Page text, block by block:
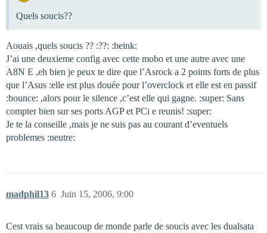
Quels soucis??
Aouais ,quels soucis ?? :??: :heink:
J’ai une deuxieme config avec cette mobo et une autre avec une
A8N E ,eh bien je peux te dire que l’Asrock a 2 points forts de plus
que l’Asus :elle est plus douée pour l’overclock et elle est en passif
:bounce: ,alors pour le silence ,c’est elle qui gagne. :super: Sans
compter bien sur ses ports AGP et PCi e reunis! :super:
Je te la conseille ,mais je ne suis pas au courant d’eventuels
problemes :neutre:
madphil13 Juin 15, 2006, 9:00
6
Cest vrais sa beaucoup de monde parle de soucis avec les dualsata